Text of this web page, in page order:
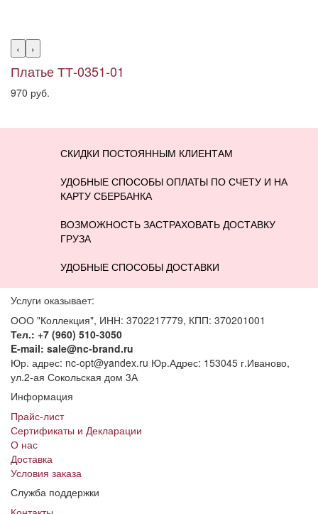
‹ ›
Платье ТТ-0351-01
970 руб.
СКИДКИ ПОСТОЯННЫМ КЛИЕНТАМ
УДОБНЫЕ СПОСОБЫ ОПЛАТЫ ПО СЧЕТУ И НА
КАРТУ СБЕРБАНКА
ВОЗМОЖНОСТЬ ЗАСТРАХОВАТЬ ДОСТАВКУ
ГРУЗА
УДОБНЫЕ СПОСОБЫ ДОСТАВКИ
Услуги оказывает:
ООО "Коллекция", ИНН: 3702217779, КПП: 370201001
Тел.: +7 (960) 510-3050
E-mail: sale@nc-brand.ru
Юр. адрес: nc-opt@yandex.ru Юр.Адрес: 153045 г.Иваново,
ул.2-ая Сокольская дом 3А
Информация
Прайс-лист
Сертификаты и Декларации
О нас
Доставка
Условия заказа
Служба поддержки